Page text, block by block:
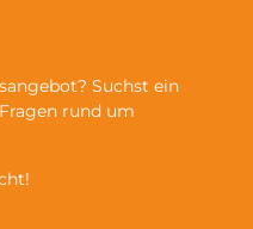
Suchst ein
rund um